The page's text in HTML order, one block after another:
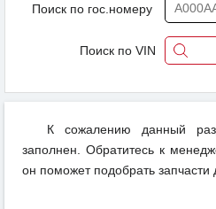
Поиск по гос.номеру
Поиск по VIN
К сожалению данный
заполнен. Обратитесь к
он поможет подобрать запчасти